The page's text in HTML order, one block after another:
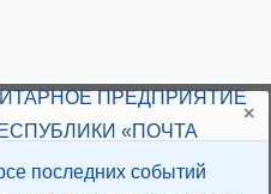
×
последних событий